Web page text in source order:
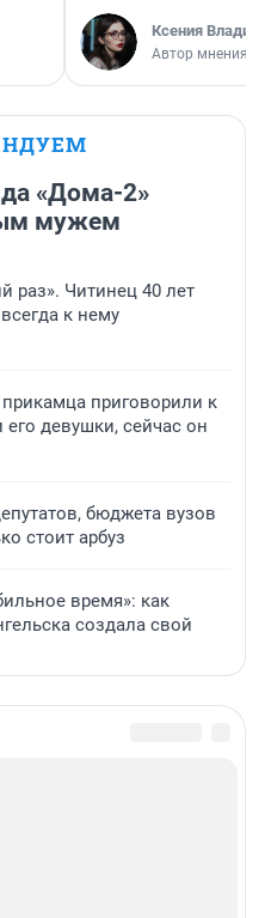
Ксения
Автор мнения
«Дома-2»
мужем
раз». Читинец 40 лет
к нему
прикамца приговорили к
девушки, сейчас он
бюджета вузов
стоит арбуз
время»: как
создала свой